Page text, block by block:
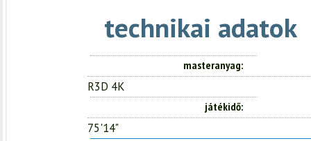
technikai adatok
masteranyag
R3D 4K
játékidő
75'14"